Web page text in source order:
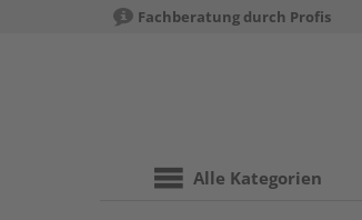
Fachberatung durch Profis
Alle Kategorien